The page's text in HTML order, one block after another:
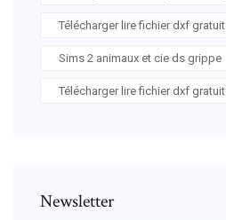
Télécharger lire fichier dxf gratuit
Sims 2 animaux et cie ds grippe
Télécharger lire fichier dxf gratuit
Newsletter